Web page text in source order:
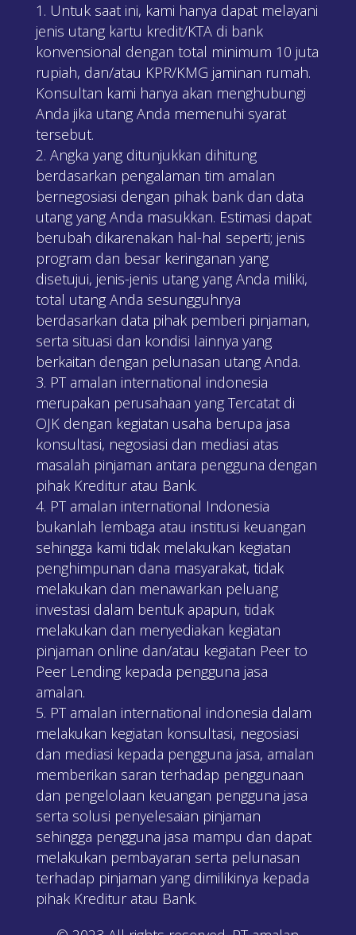
Untuk saat ini, kami hanya dapat melayani
jenis utang kartu kredit/KTA di bank
konvensional dengan total minimum 10 juta
rupiah, dan/atau KPR/KMG jaminan rumah.
Konsultan kami hanya akan menghubungi
Anda jika utang Anda memenuhi syarat
tersebut.
Angka yang ditunjukkan dihitung
berdasarkan pengalaman tim amalan
bernegosiasi dengan pihak bank dan data
utang yang Anda masukkan. Estimasi dapat
berubah dikarenakan hal-hal seperti; jenis
program dan besar keringanan yang
disetujui, jenis-jenis utang yang Anda miliki,
total utang Anda sesungguhnya
berdasarkan data pihak pemberi pinjaman,
serta situasi dan kondisi lainnya yang
berkaitan dengan pelunasan utang Anda.
PT amalan international indonesia
merupakan perusahaan yang Tercatat di
OJK dengan kegiatan usaha berupa jasa
konsultasi, negosiasi dan mediasi atas
masalah pinjaman antara pengguna dengan
pihak Kreditur atau Bank.
PT amalan international Indonesia
bukanlah lembaga atau institusi keuangan
sehingga kami tidak melakukan kegiatan
penghimpunan dana masyarakat, tidak
melakukan dan menawarkan peluang
investasi dalam bentuk apapun, tidak
melakukan dan menyediakan kegiatan
pinjaman online dan/atau kegiatan Peer to
Peer Lending kepada pengguna jasa
amalan.
PT amalan international indonesia dalam
melakukan kegiatan konsultasi, negosiasi
dan mediasi kepada pengguna jasa, amalan
memberikan saran terhadap penggunaan
dan pengelolaan keuangan pengguna jasa
serta solusi penyelesaian pinjaman
sehingga pengguna jasa mampu dan dapat
melakukan pembayaran serta pelunasan
terhadap pinjaman yang dimilikinya kepada
pihak Kreditur atau Bank.